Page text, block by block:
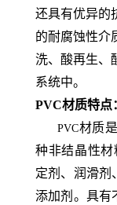
还具有优异的
的耐腐蚀性介
洗、酸再生、
系统中。
PVC材质特点
PVC材质
种非结晶性材
定剂、润滑剂
添加剂。具有